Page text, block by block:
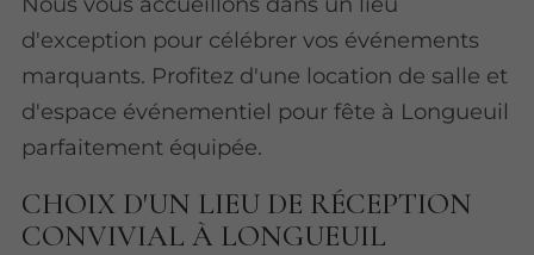
d'exception pour célébrer vos événements
marquants. Profitez d'une location de salle et
d'espace événementiel pour fête à Longueuil
parfaitement équipée.
CHOIX D'UN LIEU DE RÉCEPTION
CONVIVIAL À LONGUEUIL